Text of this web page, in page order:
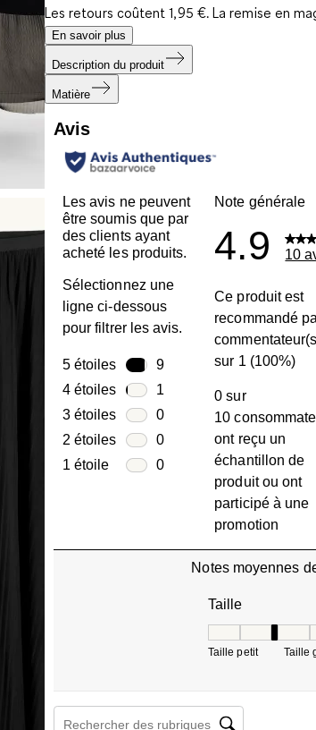
Les retours coûtent 1,95 €. La remise en
En savoir plus
Description du produit
Matière
Avis
Les avis ne peuvent
être soumis que par
des clients ayant
acheté les produits.
Sélectionnez une
ligne ci-dessous
pour filtrer les avis.
5 étoiles étoiles9
9 avis avec 5 étoiles.
4 étoiles étoiles1
1 avis avec 4 étoiles.
3 étoiles étoiles0
0 avis avec 3 étoiles.
2 étoiles étoiles0
0 avis avec 2 étoiles.
1 étoile étoiles 0
0 avis avec 1 étoile.
Note générale
4.9 10
Ce produit est
recommandé
sur 1 (100%)
0 sur
10
ont reçu un
échantillon de
produit ou ont
participé à une
promotion
Notes moyennes
Taille
Taille petit Taille
Zone de recherche de sujet et d'avis